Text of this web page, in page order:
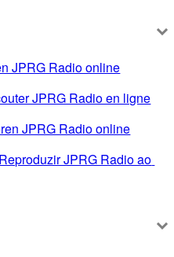
JPRG Radio online
JPRG Radio en ligne
JPRG Radio online
Reproduzir JPRG Radio ao